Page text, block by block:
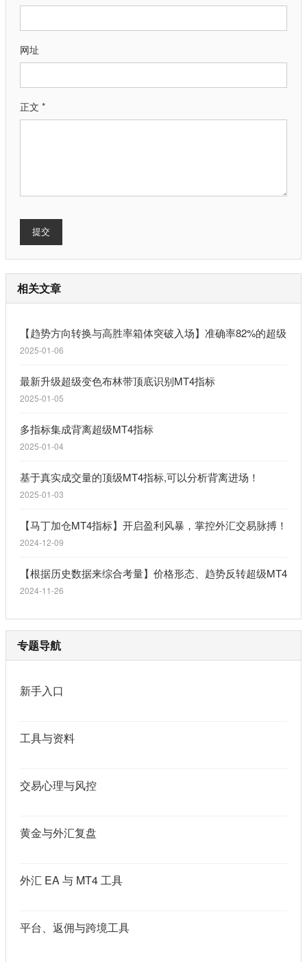
网址
正文 *
提交
相关文章
【趋势方向转换与高胜率箱体突破入场】准确率82%的超级短
2025-01-06
最新升级超级变色布林带顶底识别MT4指标
2025-01-05
多指标集成背离超级MT4指标
2025-01-04
基于真实成交量的顶级MT4指标,可以分析背离进场！
2025-01-03
【马丁加仓MT4指标】开启盈利风暴，掌控外汇交易脉搏！
2024-12-09
【根据历史数据来综合考量】价格形态、趋势反转超级MT4指
2024-11-26
专题导航
新手入口
工具与资料
交易心理与风控
黄金与外汇复盘
外汇 EA 与 MT4 工具
平台、返佣与跨境工具